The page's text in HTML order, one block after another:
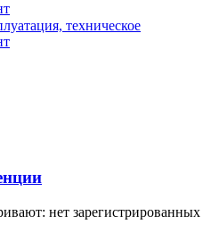
техническое
нет зарегистрированных